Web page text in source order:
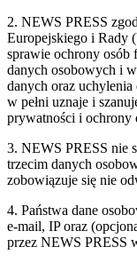
2. NEWS PRESS
Europejskiego i Rady
sprawie ochrony
danych osobowych i
danych oraz
w pełni uznaje i
prywatności i ochrony
3. NEWS PRESS nie
trzecim danych
zobowiązuje się nie
4. Państwa dane
e-mail, IP oraz
przez NEWS PRESS